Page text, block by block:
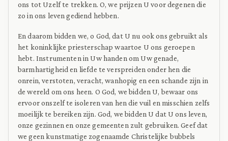
ons tot Uzelf te trekken. O, we prijzen U voor degenen die
zo in ons leven gediend hebben.
En daarom bidden we, o God, dat U nu ook ons gebruikt als
het koninklijke priesterschap waartoe U ons geroepen
hebt. Instrumenten in Uw handen om Uw genade,
barmhartigheid en liefde te verspreiden onder hen die
onrein, verstoten, veracht, wanhopig en een schande zijn in
de wereld om ons heen. O God, we bidden U, bewaar ons
ervoor onszelf te isoleren van hen die vuil en misschien zelfs
moeilijk te bereiken zijn. God, we bidden U dat U ons leven,
onze gezinnen en onze gemeenten zult gebruiken. Geef dat
we geen kunstmatige zogenaamde Christelijke bubbels